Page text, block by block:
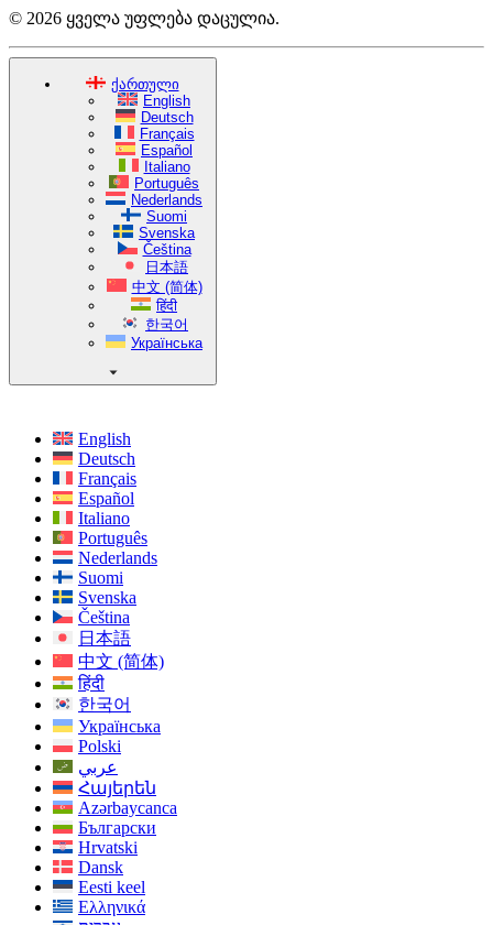
© 2026 ყველა უფლება დაცულია.
ქართული
English
Deutsch
Français
Español
Italiano
Português
Nederlands
Suomi
Svenska
Čeština
日本語
中文 (简体)
हिंदी
한국어
Українська
English
Deutsch
Français
Español
Italiano
Português
Nederlands
Suomi
Svenska
Čeština
日本語
中文 (简体)
हिंदी
한국어
Українська
Polski
عربي
Հայերեն
Azərbaycanca
Български
Hrvatski
Dansk
Eesti keel
Ελληνικά